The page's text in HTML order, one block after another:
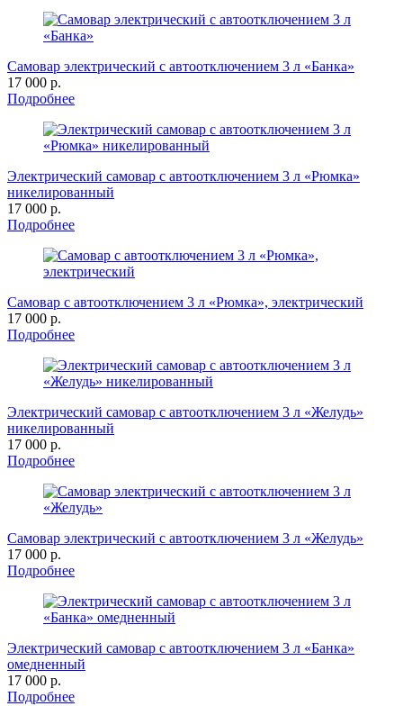
Самовар электрический с автоотключением 3 л «Банка»
17 000 р.
Подробнее
Электрический самовар с автоотключением 3 л «Рюмка»
никелированный
17 000 р.
Подробнее
Самовар с автоотключением 3 л «Рюмка», электрический
17 000 р.
Подробнее
Электрический самовар с автоотключением 3 л «Желудь»
никелированный
17 000 р.
Подробнее
Самовар электрический с автоотключением 3 л «Желудь»
17 000 р.
Подробнее
Электрический самовар с автоотключением 3 л «Банка»
омедненный
17 000 р.
Подробнее